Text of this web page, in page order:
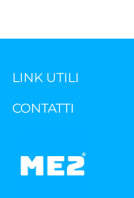
LINK UTILI
CONTATTI